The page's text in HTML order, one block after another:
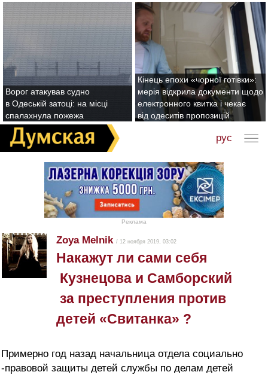
Ворог атакував судно
в Одеській затоці: на місці
спалахнула пожежа
Кінець епохи «чорної готівки»:
мерія відкрила документи щодо
електронного квитка і чекає
від одеситів пропозицій
рус
Реклама
Zoya Melnik / 12 ноября 2019, 03:02
Накажут ли сами себя
Кузнецова и Самборский
за преступления против
детей «Свитанка» ?
Примерно год назад начальница отдела социально
-правовой защиты детей службы по делам детей